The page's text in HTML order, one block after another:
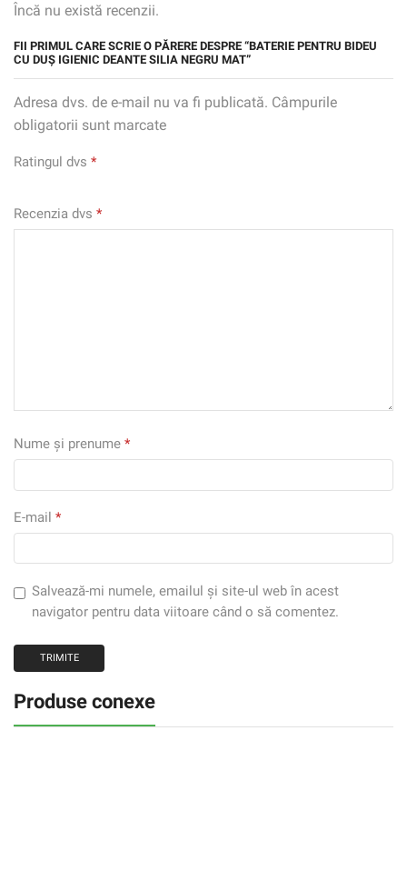
Încă nu există recenzii.
FII PRIMUL CARE SCRIE O PĂRERE DESPRE “BATERIE PENTRU BIDEU
CU DUȘ IGIENIC DEANTE SILIA NEGRU MAT”
Adresa dvs. de e-mail nu va fi publicată. Câmpurile
obligatorii sunt marcate
Ratingul dvs *
Recenzia dvs *
Nume și prenume *
E-mail *
Salvează-mi numele, emailul și site-ul web în acest
navigator pentru data viitoare când o să comentez.
Produse conexe